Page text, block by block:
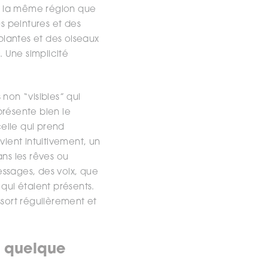
la même région que
peintures et des
et des oiseaux
Une simplicité
“visibles” qui
bien le
qui prend
intuitivement, un
les rêves ou
des voix, que
étaient présents.
régulièrement et
quelque